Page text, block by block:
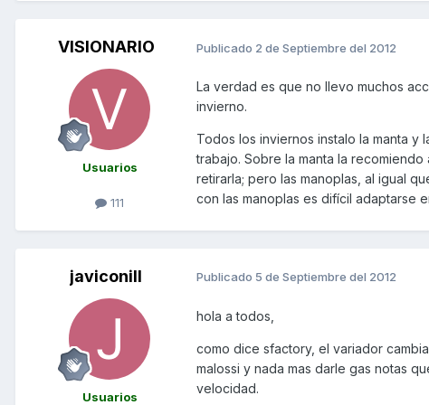
VISIONARIO
Usuarios
111
Publicado 2 de Septiembre del 2012
La verdad es que no llevo muchos
invierno.
Todos los inviernos instalo la manta y
trabajo. Sobre la manta la
retirarla; pero las manoplas, al igual
con las manoplas es difícil adaptarse
javiconill
Usuarios
Publicado 5 de Septiembre del 2012
hola a todos,
como dice sfactory, el variador
malossi y nada mas darle gas notas
velocidad.